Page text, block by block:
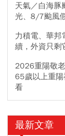
天氣／白海豚
光、8/7颱風
力積電、華
續，外資只剩
2026重陽敬
65歲以上重
看
最新文章